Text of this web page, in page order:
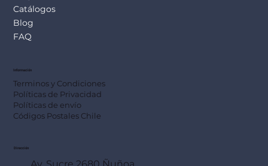
Catálogos
Blog
FAQ
Información
Terminos y Condiciones
Políticas de Privacidad
Políticas de envío
Códigos Postales Chile
Dirección